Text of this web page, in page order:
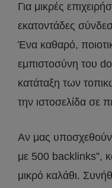
Για μικρές
εκατοντάδες
Ένα καθαρό,
εμπιστοσύνη του
κατάταξη των
την ιστοσελίδα σε
Αν μας
με 500 backlinks”,
μικρό καλάθι.